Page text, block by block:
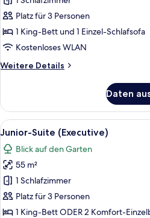
anzeigen
Platz für 3 Personen
1 King-Bett und 1 Einzel-Schlafsofa
Kostenloses WLAN
Weitere Details
Weitere
Suite
Daten
Alle
Fotos
für
Junior-
Suite
(Executive)
anzeigen
8
Junior-Suite (Executive)
Blick auf den Garten
55 m²
1 Schlafzimmer
Platz für 3 Personen
1 King-Bett ODER 2 Komfort-